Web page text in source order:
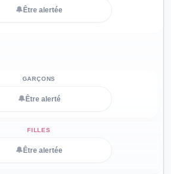
🔔 Être alertée
🔔 Être alerté
🔔 Être alertée